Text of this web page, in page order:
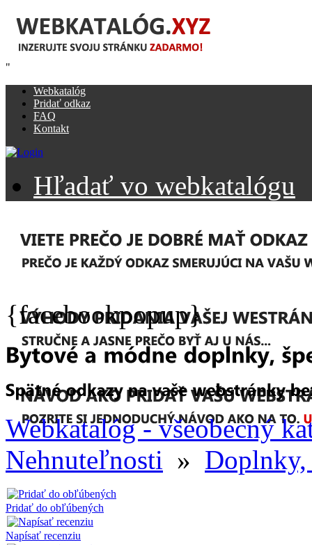
"
Webkatalóg
Pridať odkaz
FAQ
Kontakt
Hľadať vo webkatalógu
{facebookpopup}
Webkatalóg - všeobecný
Nehnuteľnosti » Doplnky,
Pridať do obľúbených
Napísať recenziu